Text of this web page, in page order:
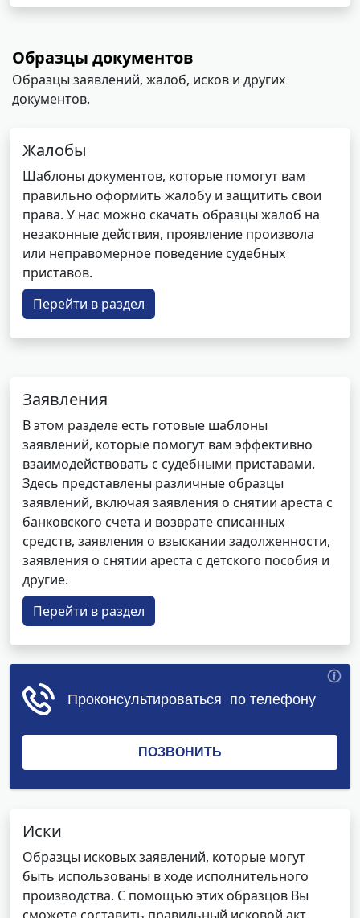
Образцы документов
Образцы заявлений, жалоб, исков и других
документов.
Жалобы
Шаблоны документов, которые помогут вам
правильно оформить жалобу и защитить свои
права. У нас можно скачать образцы жалоб на
незаконные действия, проявление произвола
или неправомерное поведение судебных
приставов.
Перейти в раздел
Заявления
В этом разделе есть готовые шаблоны
заявлений, которые помогут вам эффективно
взаимодействовать с судебными приставами.
Здесь представлены различные образцы
заявлений, включая заявления о снятии ареста с
банковского счета и возврате списанных
средств, заявления о взыскании задолженности,
заявления о снятии ареста с детского пособия и
другие.
Перейти в раздел
Иски
Образцы исковых заявлений, которые могут
быть использованы в ходе исполнительного
производства. С помощью этих образцов Вы